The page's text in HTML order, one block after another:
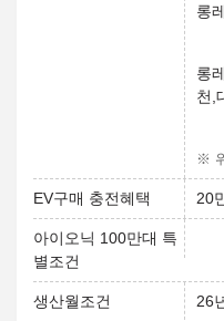
롱
롱
천,
※
EV구매 충전혜택 20
아이오닉 100만대 특
별조건
생산월조건 26